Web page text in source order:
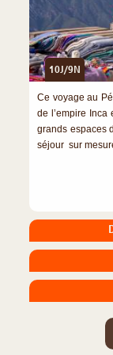
10J/9N
Ce voyage au
de l’empire Inca
grands espaces
séjour sur